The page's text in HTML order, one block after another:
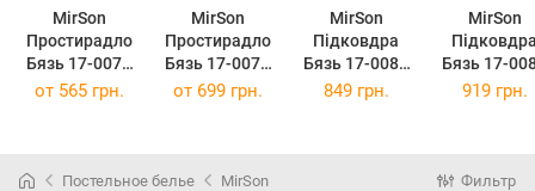
MirSon
Простирадло
Бязь 17-0079
Kosett 200 х
MirSon
Простирадло
Бязь 17-0079
Kosett 220 х
MirSon
Підковдра
Бязь 17-0084
Adrienn 143 x
MirSon
Бязь 17-
Adrienn
от 565 грн. от 699 грн. 849 грн. 919 грн.
Постельное белье MirSon Фильтр